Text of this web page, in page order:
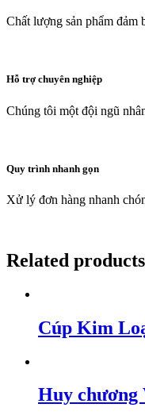
Chất lượng sản phẩm đảm
Hỗ trợ chuyên nghiệp
Chúng tôi một đội ngũ
Quy trình nhanh gọn
Xử lý đơn hàng nhanh
Related products
Cúp Kim
Huy chương